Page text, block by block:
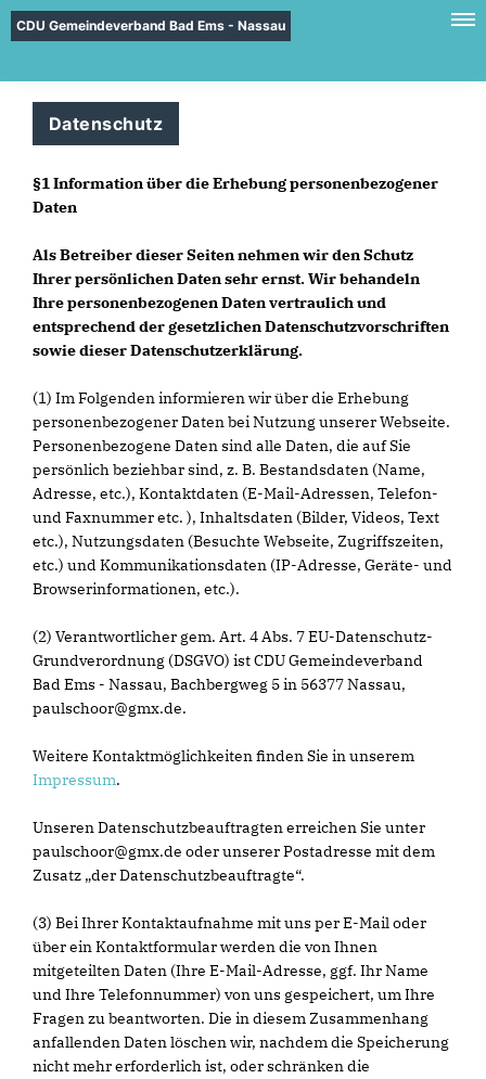
CDU Gemeindeverband Bad Ems - Nassau
Datenschutz
§1 Information über die Erhebung personenbezogener
Daten
Als Betreiber dieser Seiten nehmen wir den Schutz
Ihrer persönlichen Daten sehr ernst. Wir behandeln
Ihre personenbezogenen Daten vertraulich und
entsprechend der gesetzlichen Datenschutzvorschriften
sowie dieser Datenschutzerklärung.
(1) Im Folgenden informieren wir über die Erhebung
personenbezogener Daten bei Nutzung unserer Webseite.
Personenbezogene Daten sind alle Daten, die auf Sie
persönlich beziehbar sind, z. B. Bestandsdaten (Name,
Adresse, etc.), Kontaktdaten (E-Mail-Adressen, Telefon-
und Faxnummer etc. ), Inhaltsdaten (Bilder, Videos, Text
etc.), Nutzungsdaten (Besuchte Webseite, Zugriffszeiten,
etc.) und Kommunikationsdaten (IP-Adresse, Geräte- und
Browserinformationen, etc.).
(2) Verantwortlicher gem. Art. 4 Abs. 7 EU-Datenschutz-
Grundverordnung (DSGVO) ist CDU Gemeindeverband
Bad Ems - Nassau, Bachbergweg 5 in 56377 Nassau,
paulschoor@gmx.de.
Weitere Kontaktmöglichkeiten finden Sie in unserem
Impressum.
Unseren Datenschutzbeauftragten erreichen Sie unter
paulschoor@gmx.de oder unserer Postadresse mit dem
Zusatz „der Datenschutzbeauftragte“.
(3) Bei Ihrer Kontaktaufnahme mit uns per E-Mail oder
über ein Kontaktformular werden die von Ihnen
mitgeteilten Daten (Ihre E-Mail-Adresse, ggf. Ihr Name
und Ihre Telefonnummer) von uns gespeichert, um Ihre
Fragen zu beantworten. Die in diesem Zusammenhang
anfallenden Daten löschen wir, nachdem die Speicherung
nicht mehr erforderlich ist, oder schränken die